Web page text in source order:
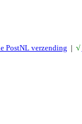
PostNL verzending | √